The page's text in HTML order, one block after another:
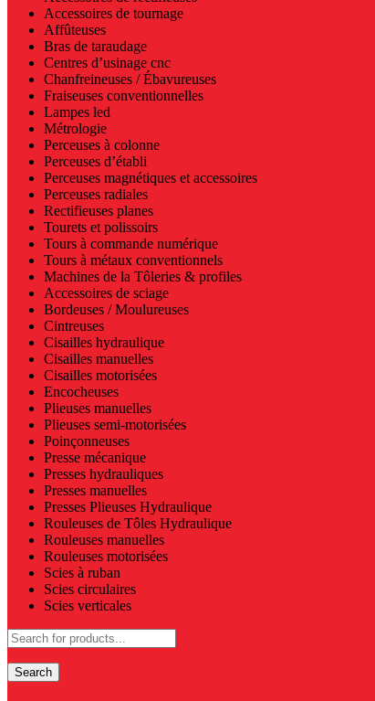
Accessoires de tournage
Affûteuses
Bras de taraudage
Centres d’usinage cnc
Chanfreineuses / Ébavureuses
Fraiseuses conventionnelles
Lampes led
Métrologie
Perceuses à colonne
Perceuses d’établi
Perceuses magnétiques et accessoires
Perceuses radiales
Rectifieuses planes
Tourets et polissoirs
Tours à commande numérique
Tours à métaux conventionnels
Machines de la Tôleries & profiles
Accessoires de sciage
Bordeuses / Moulureuses
Cintreuses
Cisailles hydraulique
Cisailles manuelles
Cisailles motorisées
Encocheuses
Plieuses manuelles
Plieuses semi-motorisées
Poinçonneuses
Presse mécanique
Presses hydrauliques
Presses manuelles
Presses Plieuses Hydraulique
Rouleuses de Tôles Hydraulique
Rouleuses manuelles
Rouleuses motorisées
Scies à ruban
Scies circulaires
Scies verticales
Search